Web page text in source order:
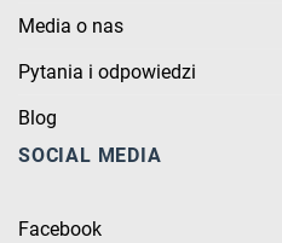
Media o nas
Pytania i odpowiedzi
Blog
SOCIAL MEDIA
Facebook